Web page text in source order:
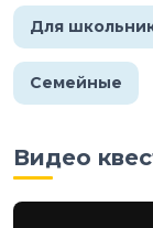
Для
Семейные
Видео